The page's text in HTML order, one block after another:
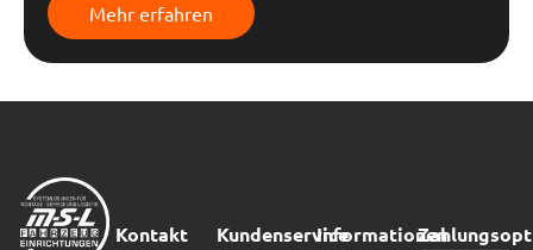
Mehr erfahren
Kontakt KundenserviceInformationen